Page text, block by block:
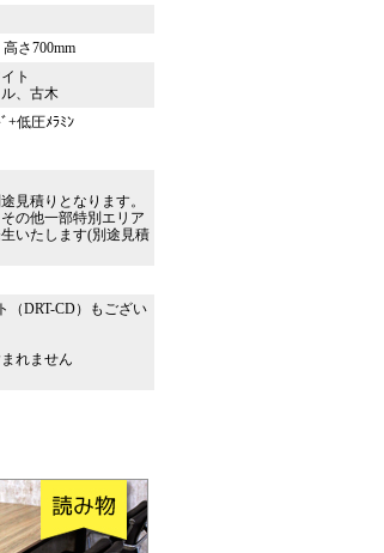
さ700mm
ト
、古木
+低圧ﾒﾗﾐﾝ
見積りとなります。
の他一部特別エリア
いたします(別途見積
（DRT-CD）もござい
れません